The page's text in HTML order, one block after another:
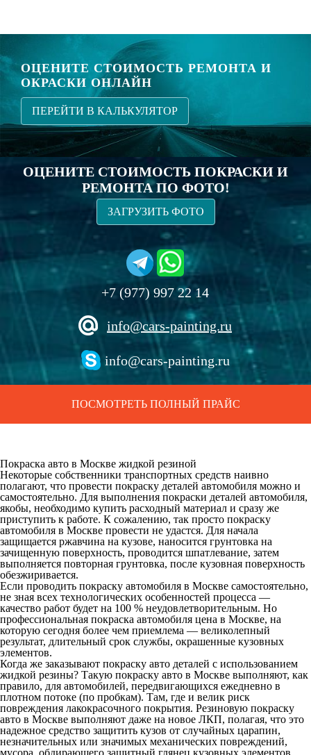
ОЦЕНИТЕ СТОИМОСТЬ РЕМОНТА И
ОКРАСКИ ОНЛАЙН
ПЕРЕЙТИ В КАЛЬКУЛЯТОР
ОЦЕНИТЕ СТОИМОСТЬ ПОКРАСКИ И
РЕМОНТА ПО ФОТО!
ЗАГРУЗИТЬ ФОТО
+7 (977) 997 22 14
info@cars-painting.ru
info@cars-painting.ru
ПОСМОТРЕТЬ ПОЛНЫЙ ПРАЙС
Покраска авто в Москве жидкой резиной
Некоторые собственники транспортных средств наивно
полагают, что провести покраску деталей автомобиля можно и
самостоятельно. Для выполнения покраски деталей автомобиля,
якобы, необходимо купить расходный материал и сразу же
приступить к работе. К сожалению, так просто покраску
автомобиля в Москве провести не удастся. Для начала
защищается ржавчина на кузове, наносится грунтовка на
зачищенную поверхность, проводится шпатлевание, затем
выполняется повторная грунтовка, после кузовная поверхность
обезжиривается.
Если проводить покраску автомобиля в Москве самостоятельно,
не зная всех технологических особенностей процесса —
качество работ будет на 100 % неудовлетворительным. Но
профессиональная покраска автомобиля цена в Москве, на
которую сегодня более чем приемлема — великолепный
результат, длительный срок службы, окрашенные кузовных
элементов.
Когда же заказывают покраску авто деталей с использованием
жидкой резины? Такую покраску авто в Москве выполняют, как
правило, для автомобилей, передвигающихся ежедневно в
плотном потоке (по пробкам). Там, где и велик риск
повреждения лакокрасочного покрытия. Резиновую покраску
авто в Москве выполняют даже на новое ЛКП, полагая, что это
надежное средство защитить кузов от случайных царапин,
незначительных или значимых механических повреждений,
мусора, обдирающего защитный глянец кузовных элементов.